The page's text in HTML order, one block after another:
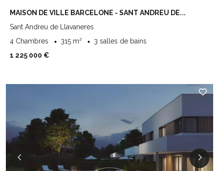
MAISON DE VILLE BARCELONE - SANT ANDREU DE...
Sant Andreu de Llavaneres
4 Chambres
315 m²
3 salles de bains
1 225 000 €